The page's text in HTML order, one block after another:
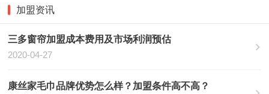
加盟资讯
三多窗帘加盟成本费用及市场利润预估
2020-04-27
康丝家毛巾品牌优势怎么样？加盟条件高不高？